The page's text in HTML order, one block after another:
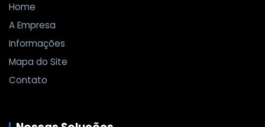
Home
A Empresa
Informações
Mapa do Site
Contato